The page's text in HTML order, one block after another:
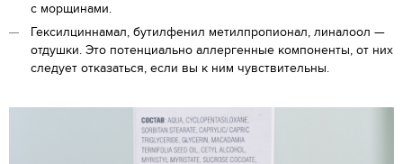
с морщинами.
Гексилциннамал, бутилфенил метилпропионал, линалоол —
отдушки. Это потенциально аллергенные компоненты, от них
следует отказаться, если вы к ним чувствительны.